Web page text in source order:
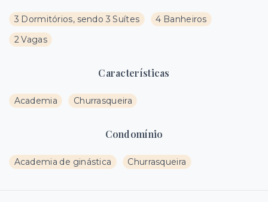
3 Dormitórios, sendo 3 Suítes
4 Banheiros
2 Vagas
Características
Academia Churrasqueira
Condomínio
Academia de ginástica Churrasqueira